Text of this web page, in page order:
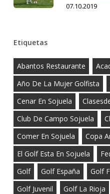
07.10.2019
Etiquetas
Abantos Restaurante
Año De La Mujer Golfista
Cenar En Sojuela
Club De Campo Sojuela
Comer En Sojuela
Copa
El Golf Esta En Sojuela
Golf
Golf España Golf
Golf Juvenil
Golf La Rioja